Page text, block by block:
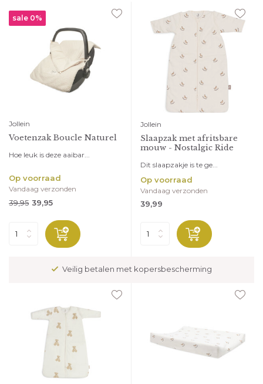
sale 0%
Jollein
Voetenzak Boucle Naturel
Hoe leuk is deze aaibar...
Op voorraad
Vandaag verzonden
39,95 39,95
Jollein
Slaapzak met afritsbare
mouw - Nostalgic Ride
Dit slaapzakje is te ge...
Op voorraad
Vandaag verzonden
39,99
Veilig betalen met kopersbescherming